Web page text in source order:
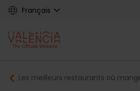
Skip
content
Français
Main
Breadcrumb
Les meilleurs restaurants où